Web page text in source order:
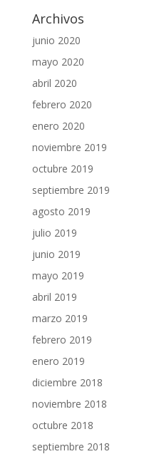
Archivos
junio 2020
mayo 2020
abril 2020
febrero 2020
enero 2020
noviembre 2019
octubre 2019
septiembre 2019
agosto 2019
julio 2019
junio 2019
mayo 2019
abril 2019
marzo 2019
febrero 2019
enero 2019
diciembre 2018
noviembre 2018
octubre 2018
septiembre 2018